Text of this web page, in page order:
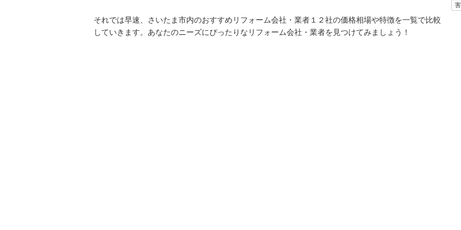
それでは早速、さいたま市内のおすすめリフォーム会社・業者１２社の価格相場や特徴を一覧で比較
していきます。あなたのニーズにぴったりなリフォーム会社・業者を見つけてみましょう！